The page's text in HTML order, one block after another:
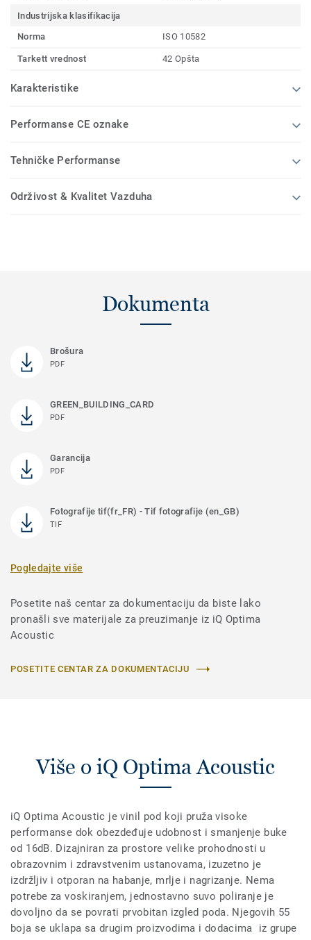
Industrijska klasifikacija
Norma
ISO 10582
Tarkett vrednost 42 Opšta
Karakteristike
Performanse CE oznake
Tehničke Performanse
Održivost & Kvalitet Vazduha
Dokumenta
Brošura
PDF
GREEN_BUILDING_CARD
PDF
Garancija
PDF
Fotografije tif(fr_FR) - Tif fotografije (en_GB)
TIF
Pogledajte više
Posetite naš centar za dokumentaciju da biste lako
pronašli sve materijale za preuzimanje iz iQ Optima
Acoustic
POSETITE CENTAR ZA DOKUMENTACIJU
Više o iQ Optima Acoustic
iQ Optima Acoustic je vinil pod koji pruža visoke
performanse dok obezdeđuje udobnost i smanjenje buke
od 16dB. Dizajniran za prostore velike prohodnosti u
obrazovnim i zdravstvenim ustanovama, izuzetno je
izdržljiv i otporan na habanje, mrlje i nagrizanje. Nema
potrebe za voskiranjem, jednostavno suvo poliranje je
dovoljno da se povrati prvobitan izgled poda. Njegovih 55
boja se uklapa sa drugim proizvodima i dodacima iz grupe